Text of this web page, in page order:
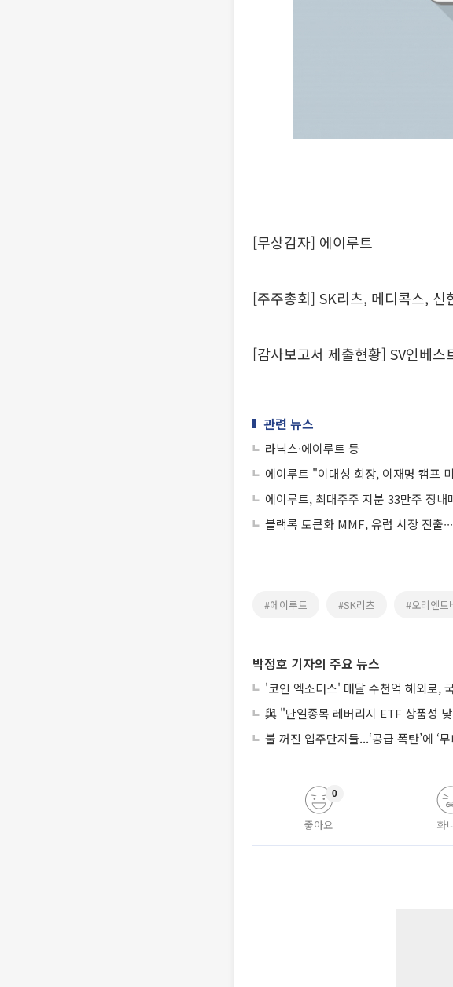
[무상감자] 에이루트
[주주총회] SK리츠, 메디콕스, 신
[감사보고서 제출현황] SV인베
관련 뉴스
라닉스·에이루트 등
에이루트 "이대성 회장, 이재명 캠프
에이루트, 최대주주 지분 33만주 장
블랙록 토큰화 MMF, 유럽 시장 진출
#에이루트 #SK리츠 #오리엔트
박정호 기자의 주요 뉴스
'코인 엑소더스' 매달 수천억 해외로,
與 "단일종목 레버리지 ETF 상품성
불 꺼진 입주단지들...‘공급 폭탄’에 ‘
좋아요
0
화